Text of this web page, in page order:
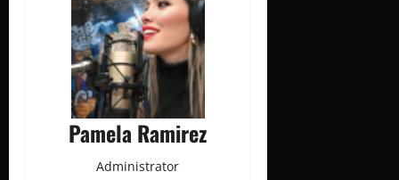
Pamela Ramirez
Administrator